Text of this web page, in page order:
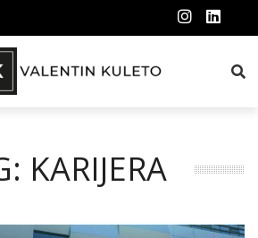
KARIJERA